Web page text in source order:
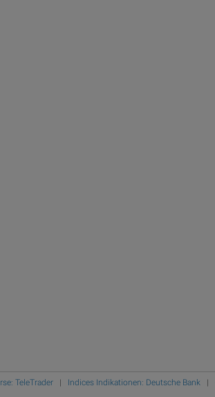
TeleTrader | Indices Indikationen: Deutsche Bank |